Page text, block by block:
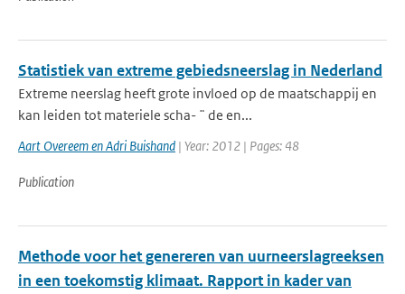
Statistiek van extreme gebiedsneerslag in Nederland
Extreme neerslag heeft grote invloed op de maatschappij en
kan leiden tot materiele scha- ¨ de en...
Aart Overeem en Adri Buishand | Year: 2012 | Pages: 48
Publication
Methode voor het genereren van uurneerslagreeksen
in een toekomstig klimaat. Rapport in kader van